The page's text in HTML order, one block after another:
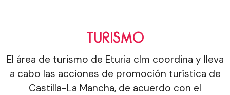
TURISMO
El área de turismo de Eturia clm coordina y lleva
a cabo las acciones de promoción turística de
Castilla-La Mancha, de acuerdo con el